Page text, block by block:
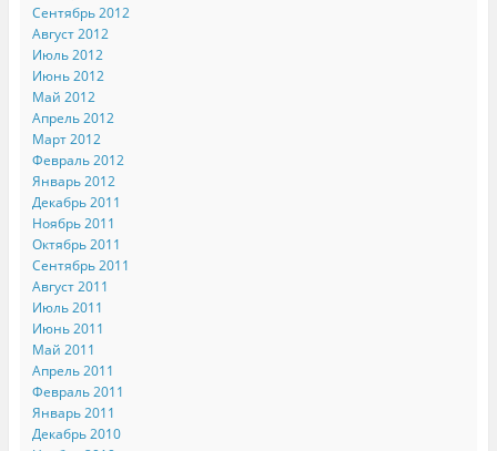
Сентябрь 2012
Август 2012
Июль 2012
Июнь 2012
Май 2012
Апрель 2012
Март 2012
Февраль 2012
Январь 2012
Декабрь 2011
Ноябрь 2011
Октябрь 2011
Сентябрь 2011
Август 2011
Июль 2011
Июнь 2011
Май 2011
Апрель 2011
Февраль 2011
Январь 2011
Декабрь 2010